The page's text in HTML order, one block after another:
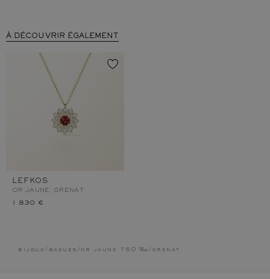
À DÉCOUVRIR ÉGALEMENT
LEFKOS
OR JAUNE, GRENAT
1 830 €
bijoux / bagues / or jaune 750 ‰ / grenat